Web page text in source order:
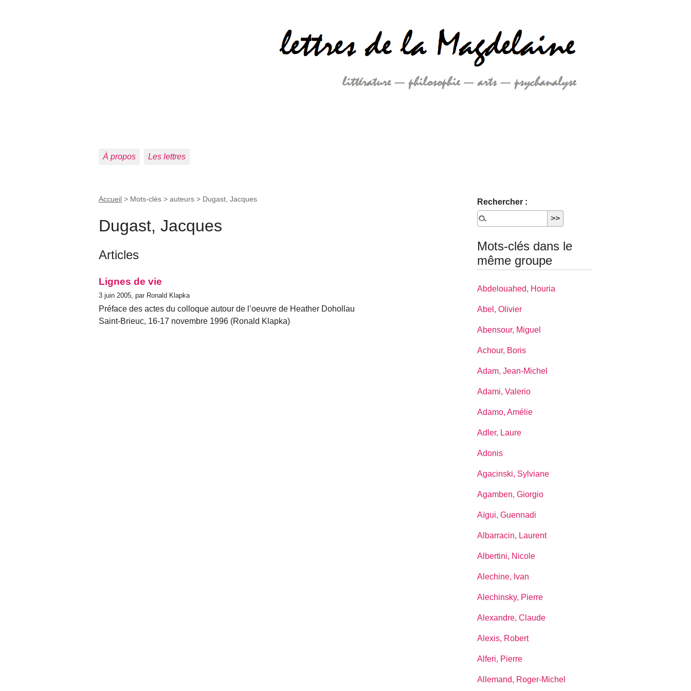
À propos Les lettres
Accueil > Mots-clés > auteurs > Dugast, Jacques
Dugast, Jacques
Articles
Lignes de vie
3 juin 2005, par Ronald Klapka
Préface des actes du colloque autour de l’oeuvre de Heather Dohollau
Saint-Brieuc, 16-17 novembre 1996 (Ronald Klapka)
Rechercher :
Mots-clés dans le
même groupe
Abdelouahed, Houria
Abel, Olivier
Abensour, Miguel
Achour, Boris
Adam, Jean-Michel
Adami, Valerio
Adamo, Amélie
Adler, Laure
Adonis
Agacinski, Sylviane
Agamben, Giorgio
Aïgui, Guennadi
Albarracin, Laurent
Albertini, Nicole
Alechine, Ivan
Alechinsky, Pierre
Alexandre, Claude
Alexis, Robert
Alferi, Pierre
Allemand, Roger-Michel